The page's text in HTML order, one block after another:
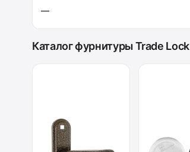
—
Каталог фурнитуры Trade Lock